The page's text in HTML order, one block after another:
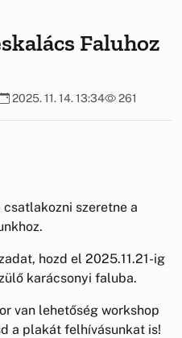
Faluhoz
2025. 11. 14. 13:34 261
szeretne a
hozd el 2025.11.21-ig
karácsonyi faluba.
van lehetőség workshop
a plakát felhívásunkat is!